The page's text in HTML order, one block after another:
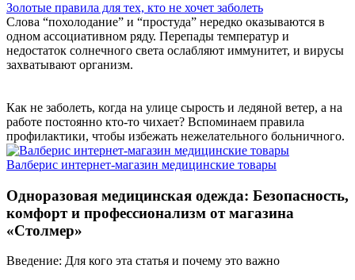
Золотые правила для тех, кто не хочет заболеть
Слова “похолодание” и “простуда” нередко оказываются в
одном ассоциативном ряду. Перепады температур и
недостаток солнечного света ослабляют иммунитет, и вирусы
захватывают организм.
Как не заболеть, когда на улице сырость и ледяной ветер, а на
работе постоянно кто-то чихает? Вспоминаем правила
профилактики, чтобы избежать нежелательного больничного.
Валберис интернет-магазин медицинские товары
Одноразовая медицинская одежда: Безопасность,
комфорт и профессионализм от магазина
«Столмер»
Введение: Для кого эта статья и почему это важно